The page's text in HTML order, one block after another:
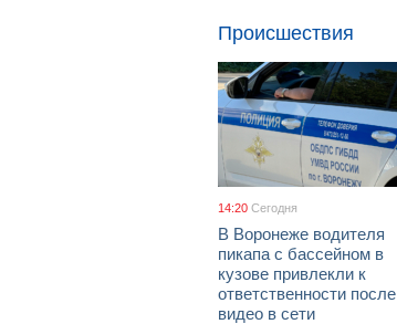
Происшествия
14:20 Сегодня
В Воронеже водителя
пикапа с бассейном в
кузове привлекли к
ответственности после
видео в сети